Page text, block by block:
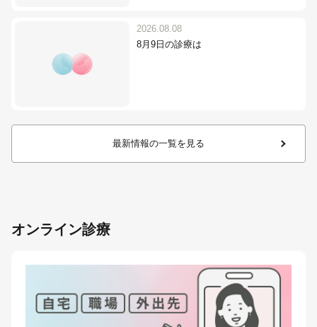
2026.08.08
8月9日の診療は
最新情報の一覧を見る
オンライン診療